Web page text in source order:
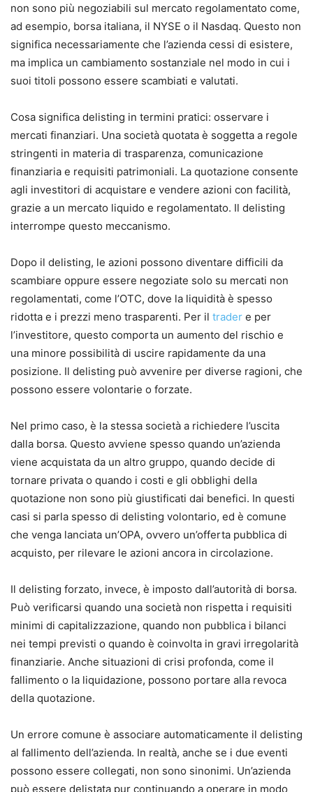
non sono più negoziabili sul mercato regolamentato come,
ad esempio, borsa italiana, il NYSE o il Nasdaq. Questo non
significa necessariamente che l’azienda cessi di esistere,
ma implica un cambiamento sostanziale nel modo in cui i
suoi titoli possono essere scambiati e valutati.
Cosa significa delisting in termini pratici: osservare i
mercati finanziari. Una società quotata è soggetta a regole
stringenti in materia di trasparenza, comunicazione
finanziaria e requisiti patrimoniali. La quotazione consente
agli investitori di acquistare e vendere azioni con facilità,
grazie a un mercato liquido e regolamentato. Il delisting
interrompe questo meccanismo.
Dopo il delisting, le azioni possono diventare difficili da
scambiare oppure essere negoziate solo su mercati non
regolamentati, come l’OTC, dove la liquidità è spesso
ridotta e i prezzi meno trasparenti. Per il trader e per
l’investitore, questo comporta un aumento del rischio e
una minore possibilità di uscire rapidamente da una
posizione. Il delisting può avvenire per diverse ragioni, che
possono essere volontarie o forzate.
Nel primo caso, è la stessa società a richiedere l’uscita
dalla borsa. Questo avviene spesso quando un’azienda
viene acquistata da un altro gruppo, quando decide di
tornare privata o quando i costi e gli obblighi della
quotazione non sono più giustificati dai benefici. In questi
casi si parla spesso di delisting volontario, ed è comune
che venga lanciata un’OPA, ovvero un’offerta pubblica di
acquisto, per rilevare le azioni ancora in circolazione.
Il delisting forzato, invece, è imposto dall’autorità di borsa.
Può verificarsi quando una società non rispetta i requisiti
minimi di capitalizzazione, quando non pubblica i bilanci
nei tempi previsti o quando è coinvolta in gravi irregolarità
finanziarie. Anche situazioni di crisi profonda, come il
fallimento o la liquidazione, possono portare alla revoca
della quotazione.
Un errore comune è associare automaticamente il delisting
al fallimento dell’azienda. In realtà, anche se i due eventi
possono essere collegati, non sono sinonimi. Un’azienda
può essere delistata pur continuando a operare in modo